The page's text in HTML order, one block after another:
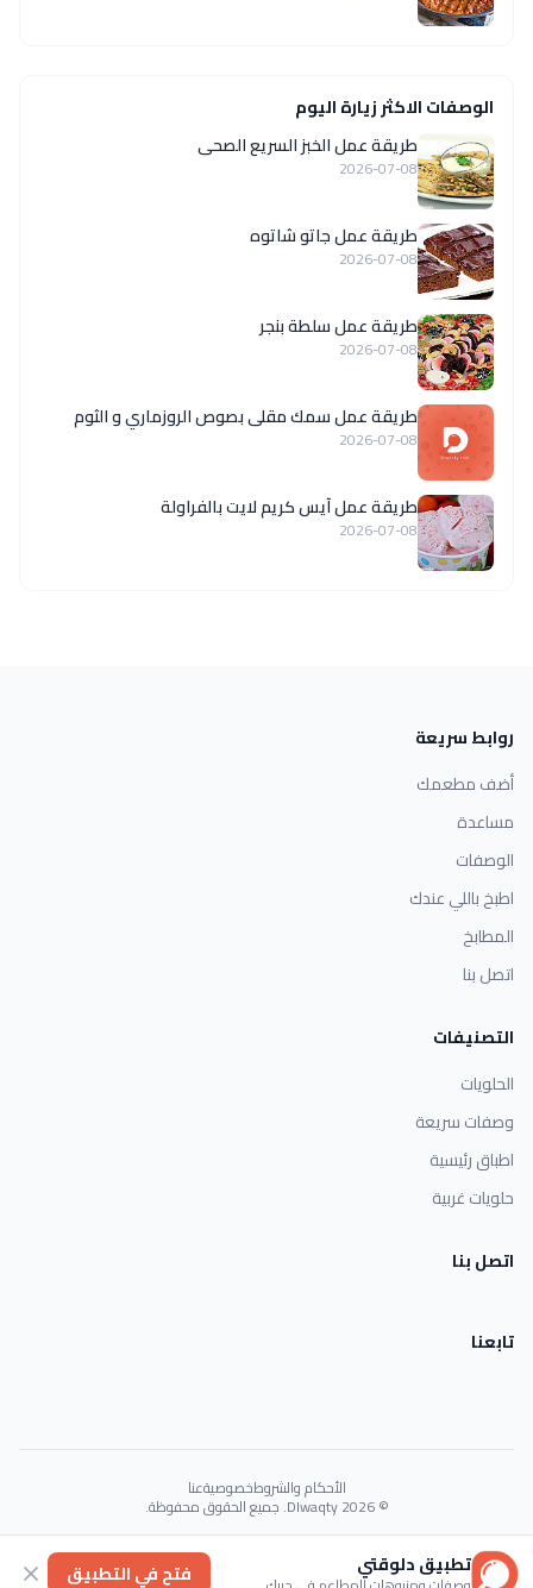
الوصفات الاكثر زيارة اليوم
طريقة عمل الخبز السريع الصحى
2026-07-08
طريقة عمل جاتو شاتوه
2026-07-08
طريقة عمل سلطة بنجر
2026-07-08
طريقة عمل سمك مقلى بصوص الروزماري و الثوم
2026-07-08
طريقة عمل آيس كريم لايت بالفراولة
2026-07-08
روابط سريعة
أضف مطعمك
مساعدة
الوصفات
اطبخ باللي عندك
المطابخ
اتصل بنا
التصنيفات
الحلويات
وصفات سريعة
اطباق رئيسية
حلويات غربية
اتصل بنا
تابعنا
الأحكام والشروطخصوصيةعنا
© 2026 Dlwaqty. جميع الحقوق محفوظة.
Powered byGAIT
تطبيق دلوقتي فتح في التطبيق